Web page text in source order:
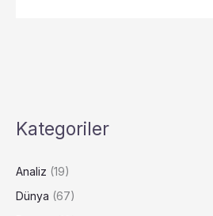
Kategoriler
Analiz (19)
Dünya (67)